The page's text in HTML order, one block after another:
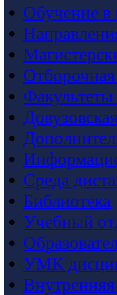
Обучение в
Среда
Библиотека
Учебный
УМК
Внутренняя